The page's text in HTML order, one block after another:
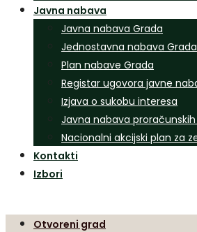
Javna nabava
Javna nabava Grada
Jednostavna nabava Grada
Plan nabave Grada
Registar ugovora javne
Izjava o sukobu interesa
Javna nabava proračunskih
Nacionalni akcijski plan za
Kontakti
Izbori
Otvoreni grad